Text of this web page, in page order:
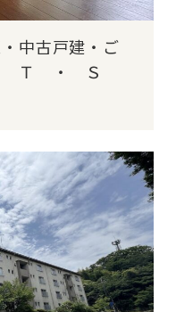
中古戸建・ご
） Ｔ ・ Ｓ